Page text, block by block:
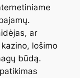
ar
lošimo
būdą.